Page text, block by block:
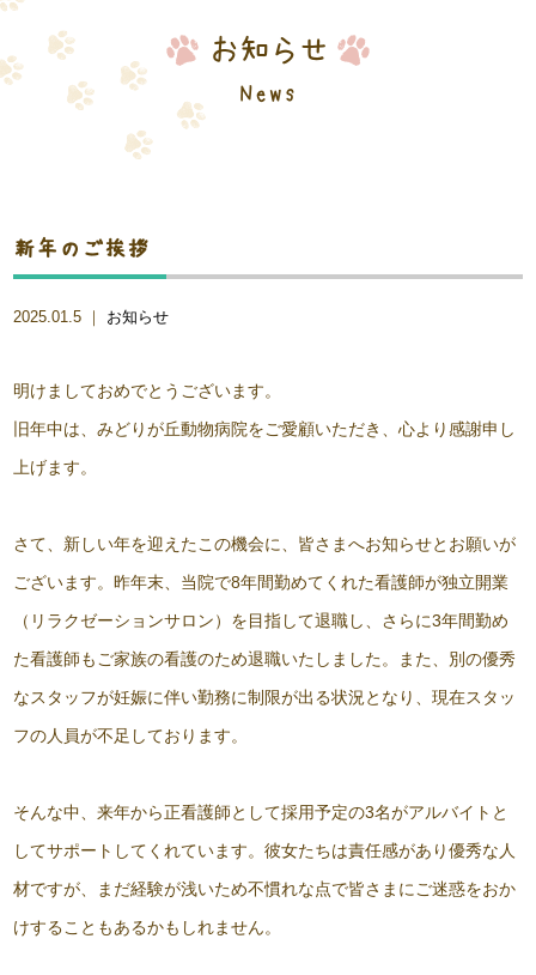
お知らせ
News
新年のご挨拶
2025.01.5 ｜ お知らせ
明けましておめでとうございます。
旧年中は、みどりが丘動物病院をご愛顧いただき、心より感謝申し
上げます。
さて、新しい年を迎えたこの機会に、皆さまへお知らせとお願いが
ございます。昨年末、当院で8年間勤めてくれた看護師が独立開業
（リラクゼーションサロン）を目指して退職し、さらに3年間勤め
た看護師もご家族の看護のため退職いたしました。また、別の優秀
なスタッフが妊娠に伴い勤務に制限が出る状況となり、現在スタッ
フの人員が不足しております。
そんな中、来年から正看護師として採用予定の3名がアルバイトと
してサポートしてくれています。彼女たちは責任感があり優秀な人
材ですが、まだ経験が浅いため不慣れな点で皆さまにご迷惑をおか
けすることもあるかもしれません。